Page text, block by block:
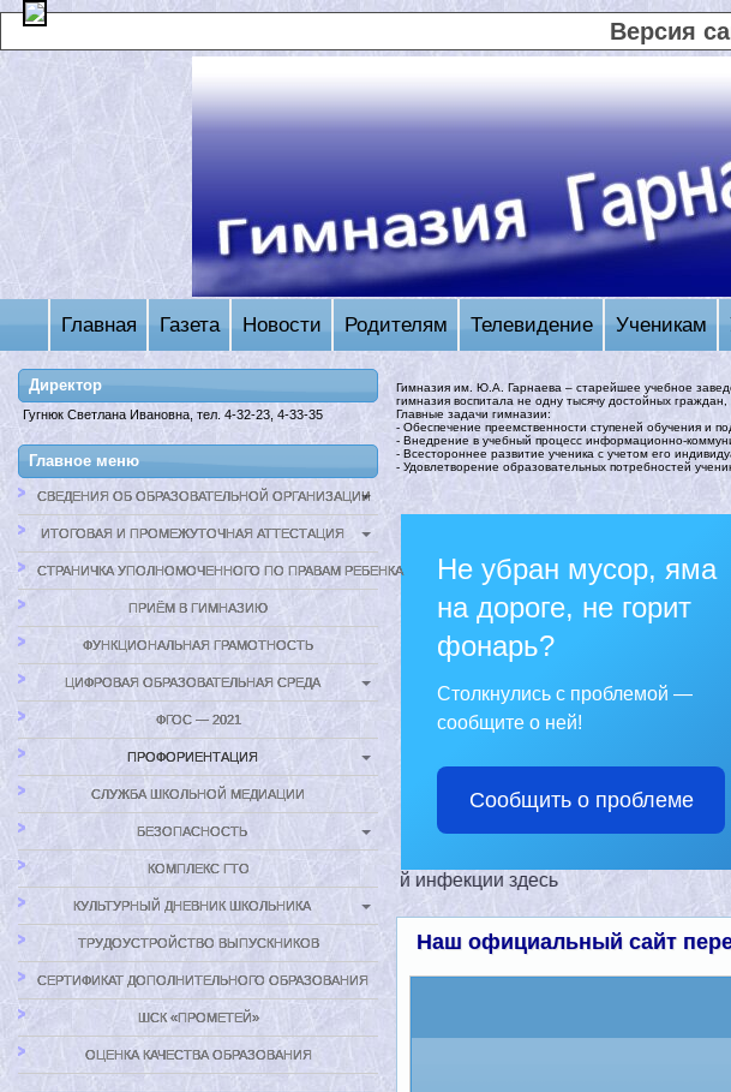
Версия
Главная Газета Новости Родителям Телевидение Ученикам
Гимназия им. Ю.А. Гарнаева – старейшее учебное
гимназия воспитала не одну тысячу достойных
Главные задачи гимназии:
- Обеспечение преемственности ступеней обучения и
- Внедрение в учебный процесс информационно-
- Всестороннее развитие ученика с учетом его
- Удовлетворение образовательных потребностей
Не убран мусор, яма
на дороге, не горит
фонарь?
Столкнулись с проблемой —
сообщите о ней!
Сообщить о проблеме
о профилактике коронавирусной инфекции здесь
Наш официальный сайт
Директор
Гугнюк Светлана Ивановна, тел. 4-32-23, 4-33-35
Главное меню
СВЕДЕНИЯ ОБ ОБРАЗОВАТЕЛЬНОЙ ОРГАНИЗАЦИИ
ИТОГОВАЯ И ПРОМЕЖУТОЧНАЯ АТТЕСТАЦИЯ
СТРАНИЧКА УПОЛНОМОЧЕННОГО ПО ПРАВАМ РЕБЕНКА
ПРИЁМ В ГИМНАЗИЮ
ФУНКЦИОНАЛЬНАЯ ГРАМОТНОСТЬ
ЦИФРОВАЯ ОБРАЗОВАТЕЛЬНАЯ СРЕДА
ФГОС — 2021
ПРОФОРИЕНТАЦИЯ
СЛУЖБА ШКОЛЬНОЙ МЕДИАЦИИ
БЕЗОПАСНОСТЬ
КОМПЛЕКС ГТО
КУЛЬТУРНЫЙ ДНЕВНИК ШКОЛЬНИКА
ТРУДОУСТРОЙСТВО ВЫПУСКНИКОВ
СЕРТИФИКАТ ДОПОЛНИТЕЛЬНОГО ОБРАЗОВАНИЯ
ШСК «ПРОМЕТЕЙ»
ОЦЕНКА КАЧЕСТВА ОБРАЗОВАНИЯ